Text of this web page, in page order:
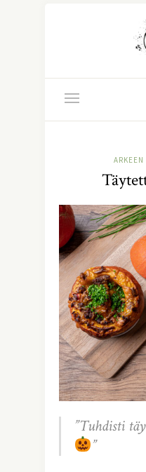
ARKEEN
”Tuhdisti
”